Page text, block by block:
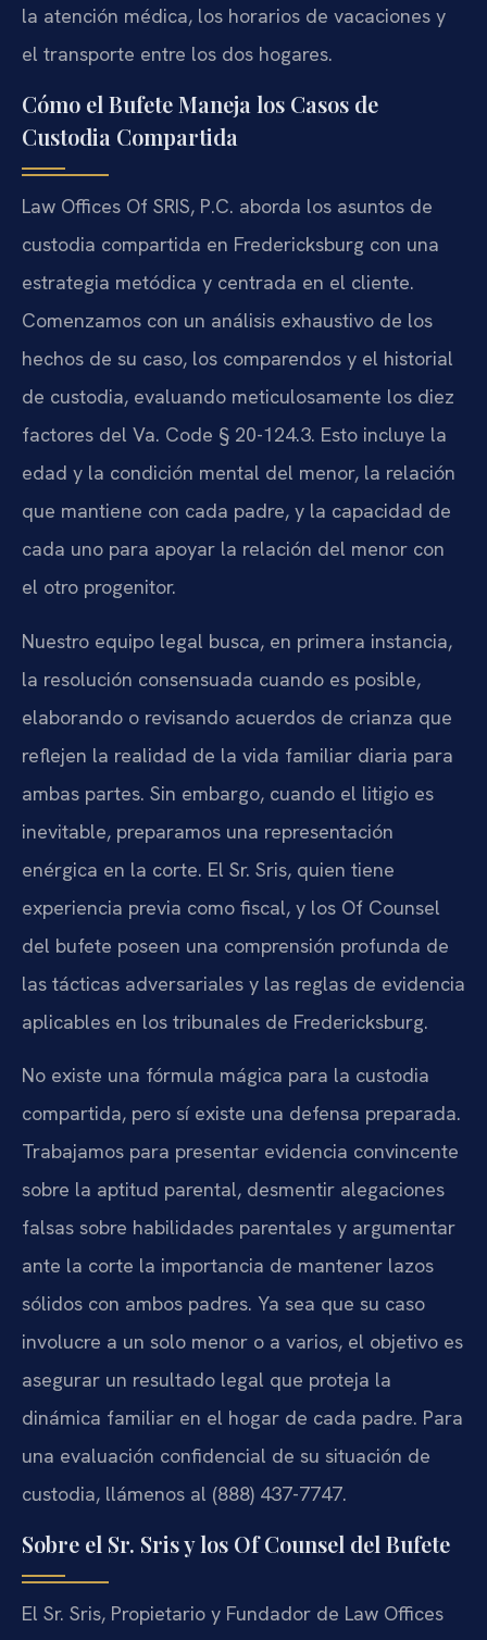
la atención médica, los horarios de vacaciones y
el transporte entre los dos hogares.
Cómo el Bufete Maneja los Casos de
Custodia Compartida
Law Offices Of SRIS, P.C. aborda los asuntos de
custodia compartida en Fredericksburg con una
estrategia metódica y centrada en el cliente.
Comenzamos con un análisis exhaustivo de los
hechos de su caso, los comparendos y el historial
de custodia, evaluando meticulosamente los diez
factores del Va. Code § 20-124.3. Esto incluye la
edad y la condición mental del menor, la relación
que mantiene con cada padre, y la capacidad de
cada uno para apoyar la relación del menor con
el otro progenitor.
Nuestro equipo legal busca, en primera instancia,
la resolución consensuada cuando es posible,
elaborando o revisando acuerdos de crianza que
reflejen la realidad de la vida familiar diaria para
ambas partes. Sin embargo, cuando el litigio es
inevitable, preparamos una representación
enérgica en la corte. El Sr. Sris, quien tiene
experiencia previa como fiscal, y los Of Counsel
del bufete poseen una comprensión profunda de
las tácticas adversariales y las reglas de evidencia
aplicables en los tribunales de Fredericksburg.
No existe una fórmula mágica para la custodia
compartida, pero sí existe una defensa preparada.
Trabajamos para presentar evidencia convincente
sobre la aptitud parental, desmentir alegaciones
falsas sobre habilidades parentales y argumentar
ante la corte la importancia de mantener lazos
sólidos con ambos padres. Ya sea que su caso
involucre a un solo menor o a varios, el objetivo es
asegurar un resultado legal que proteja la
dinámica familiar en el hogar de cada padre. Para
una evaluación confidencial de su situación de
custodia, llámenos al (888) 437-7747.
Sobre el Sr. Sris y los Of Counsel del Bufete
El Sr. Sris, Propietario y Fundador de Law Offices